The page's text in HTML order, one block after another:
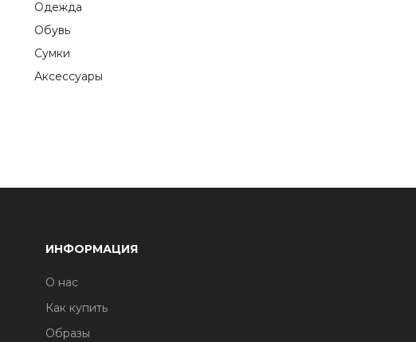
Одежда
Обувь
Сумки
Аксессуары
ИНФОРМАЦИЯ
О нас
Как купить
Образы